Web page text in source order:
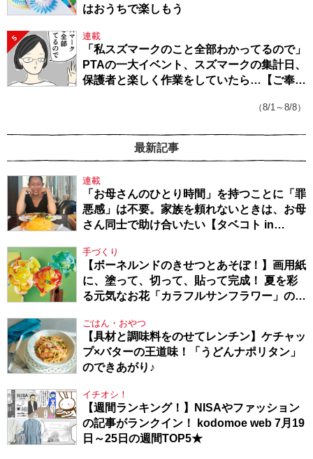
はおうちで楽しもう
5 連載
「私スズマークのこと全部わかってるので」
PTAの一大イベント、スズマークの集計日、
保護者と楽しく作業をしていたら…【ご奉仕
（8/1～8/8）
最新記事
連載
「お母さんのひとり時間」を持つことに「罪
悪感」は不要。家族を頼れないときは、お母
さん同士で助け合いたい【タベコト in
手づくり
【ボーネルンドのきせつとあそぼ！】画用紙
に、塗って、切って、貼って完成！ 夏を彩
る元気なお花「カラフルサンフラワー」の作
ごはん・おやつ
【具材と調味料をのせてレンチン】ケチャッ
プ×バターの王道味！「うどんナポリタン」
のできあがり♪
イチオシ！
【週間ランキング！】NISAやファッション
の記事がランクイン！ kodomoe web 7月19
日～25日の週間TOP5★